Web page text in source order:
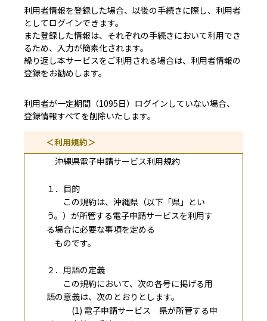
利用者情報を登録した場合、以後の手続きに際し、利用者
としてログインできます。
また登録した情報は、それぞれの手続きにおいて利用でき
るため、入力が簡素化されます。
繰り返し本サービスをご利用される場合は、利用者情報の
登録をお勧めします。
利用者が一定期間（1095日）ログインしていない場合、
登録情報すべてを削除いたします。
＜利用規約＞
沖縄県電子申請サービス利用規約
１．目的
この規約は、沖縄県（以下「県」とい
う。）が所管する電子申請サービスを利用す
る場合に必要な事項を定める
ものです。
２．用語の定義
この規約において、次の各号に掲げる用
語の意義は、次のとおりとします。
(1) 電子申請サービス 県が所管する申